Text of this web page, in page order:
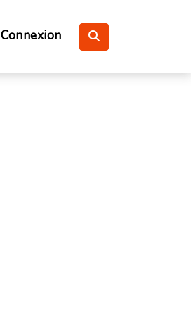
Connexion